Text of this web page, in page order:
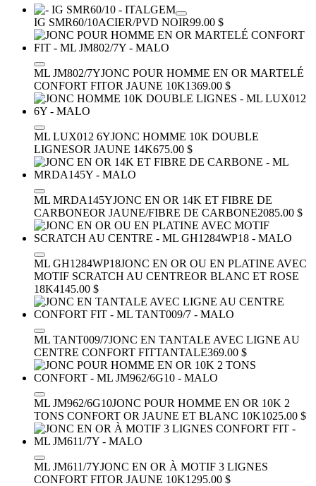
IG SMR60/10ACIER/PVD NOIR99.00 $
ML JM802/7YJONC POUR HOMME EN OR MARTELÉ
CONFORT FITOR JAUNE 10K1369.00 $
ML LUX012 6YJONC HOMME 10K DOUBLE
LIGNESOR JAUNE 14K675.00 $
ML MRDA145YJONC EN OR 14K ET FIBRE DE
CARBONEOR JAUNE/FIBRE DE CARBONE2085.00 $
ML GH1284WP18JONC EN OR OU EN PLATINE AVEC
MOTIF SCRATCH AU CENTREOR BLANC ET ROSE
18K4145.00 $
ML TANT009/7JONC EN TANTALE AVEC LIGNE AU
CENTRE CONFORT FITTANTALE369.00 $
ML JM962/6G10JONC POUR HOMME EN OR 10K 2
TONS CONFORT OR JAUNE ET BLANC 10K1025.00 $
ML JM611/7YJONC EN OR À MOTIF 3 LIGNES
CONFORT FITOR JAUNE 10K1295.00 $